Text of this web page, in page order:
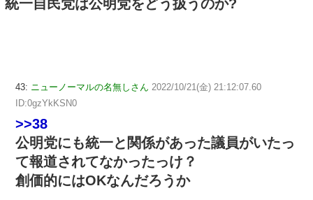
統一自民党は公明党をどう扱うのか?
43: ニューノーマルの名無しさん 2022/10/21(金) 21:12:07.60
ID:0gzYkKSN0
>>38
公明党にも統一と関係があった議員がいたっ
て報道されてなかったっけ？
創価的にはOKなんだろうか